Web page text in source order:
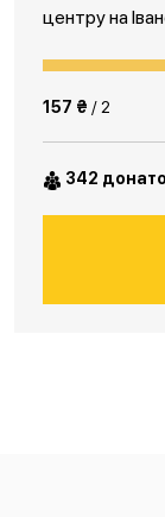
центру на
157 ₴ / 2
342